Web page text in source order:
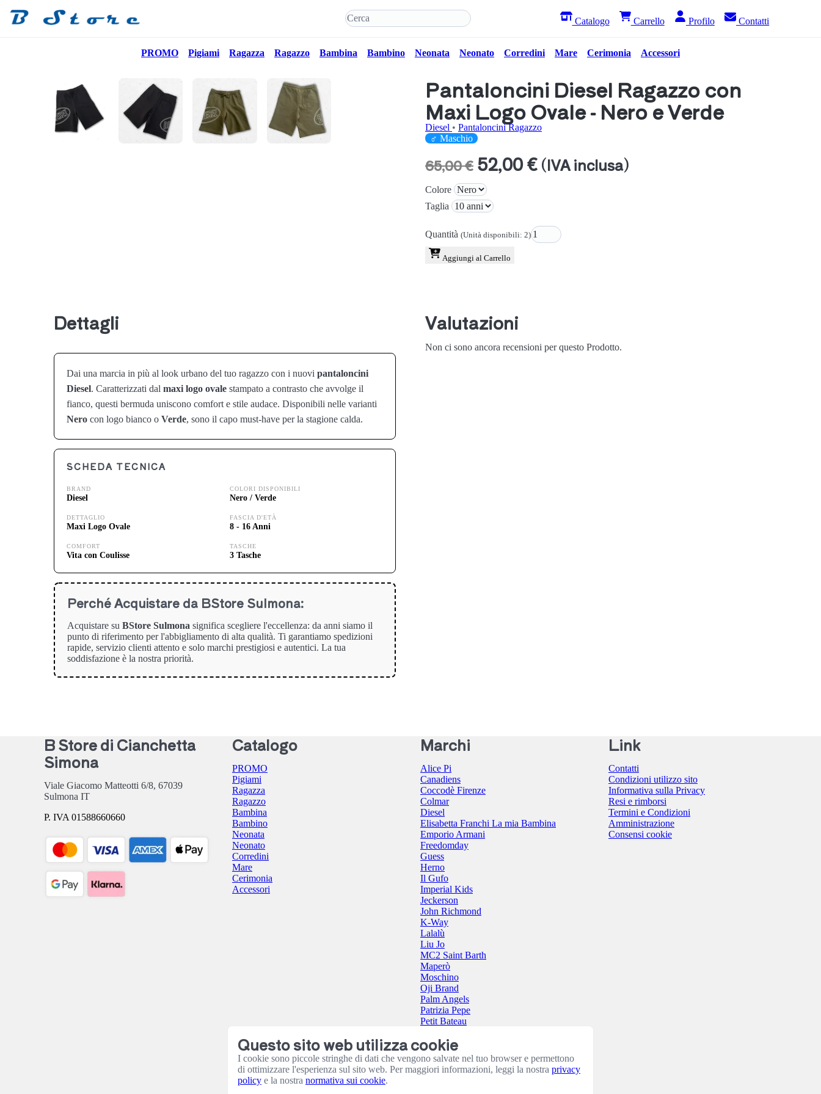
Catalogo Carrello Profilo Contatti
PROMO Pigiami Ragazza Ragazzo Bambina Bambino Neonata Neonato Corredini Mare Cerimonia Accessori
Pantaloncini Diesel Ragazzo con
Maxi Logo Ovale - Nero e Verde
Diesel • Pantaloncini Ragazzo
♂ Maschio
65,00 € 52,00 € (IVA inclusa)
Colore
Taglia
Quantità (Unità disponibili: 2)
Aggiungi al Carrello
Dettagli
Dai una marcia in più al look urbano del tuo ragazzo con i nuovi pantaloncini
Diesel. Caratterizzati dal maxi logo ovale stampato a contrasto che avvolge il
fianco, questi bermuda uniscono comfort e stile audace. Disponibili nelle varianti
Nero con logo bianco o Verde, sono il capo must-have per la stagione calda.
SCHEDA TECNICA
BRAND
Diesel
COLORI DISPONIBILI
Nero / Verde
DETTAGLIO
Maxi Logo Ovale
FASCIA D'ETÀ
8 - 16 Anni
COMFORT
Vita con Coulisse
TASCHE
3 Tasche
Perché Acquistare da BStore Sulmona:
Acquistare su BStore Sulmona significa scegliere l'eccellenza: da anni siamo il
punto di riferimento per l'abbigliamento di alta qualità. Ti garantiamo spedizioni
rapide, servizio clienti attento e solo marchi prestigiosi e autentici. La tua
soddisfazione è la nostra priorità.
Valutazioni
Non ci sono ancora recensioni per questo Prodotto.
B Store di Cianchetta
Simona
Viale Giacomo Matteotti 6/8, 67039
Sulmona IT
P. IVA 01588660660
Catalogo
PROMO
Pigiami
Ragazza
Ragazzo
Bambina
Bambino
Neonata
Neonato
Corredini
Mare
Cerimonia
Accessori
Marchi
Alice Pi
Canadiens
Coccodè Firenze
Colmar
Diesel
Elisabetta Franchi La mia Bambina
Emporio Armani
Freedomday
Guess
Herno
Il Gufo
Imperial Kids
Jeckerson
John Richmond
K-Way
Lalalù
Liu Jo
MC2 Saint Barth
Maperò
Moschino
Oji Brand
Palm Angels
Patrizia Pepe
Petit Bateau
Pure Firenze
Save The Duck
The North Face
Tommy Hilfiger
Link
Contatti
Condizioni utilizzo sito
Informativa sulla Privacy
Resi e rimborsi
Termini e Condizioni
Amministrazione
Consensi cookie
Questo sito web utilizza cookie
I cookie sono piccole stringhe di dati che vengono salvate nel tuo browser e permettono
di ottimizzare l'esperienza sul sito web. Per maggiori informazioni, leggi la nostra privacy
policy e la nostra normativa sui cookie.